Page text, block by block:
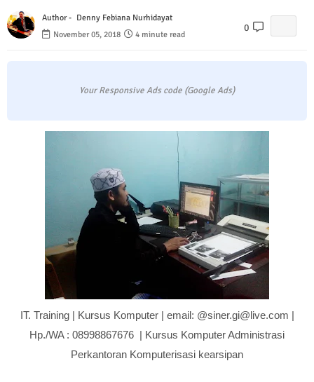
Author - Denny Febiana Nurhidayat
November 05, 2018
4 minute read
0
Your Responsive Ads code (Google Ads)
IT. Training | Kursus Komputer | email: @siner.gi@live.com |
Hp./WA : 08998867676 | Kursus Komputer Administrasi
Perkantoran Komputerisasi kearsipan